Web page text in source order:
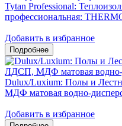
Tytan Professional:
профессиональная:
Добавить в избранное
Dulux/Luxium: Полы и
МДФ матовая водно-
Добавить в избранное